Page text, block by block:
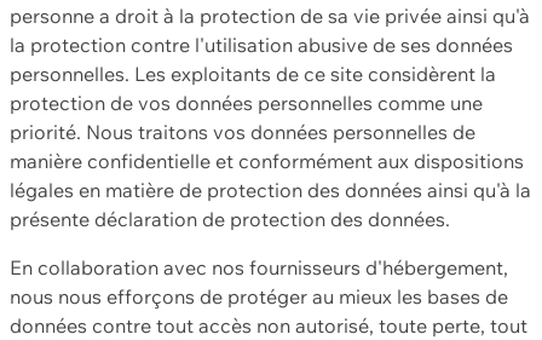
personne a droit à la protection de sa vie privée ainsi qu'à
la protection contre l'utilisation abusive de ses données
personnelles. Les exploitants de ce site considèrent la
protection de vos données personnelles comme une
priorité. Nous traitons vos données personnelles de
manière confidentielle et conformément aux dispositions
légales en matière de protection des données ainsi qu'à la
présente déclaration de protection des données.
En collaboration avec nos fournisseurs d'hébergement,
nous nous efforçons de protéger au mieux les bases de
données contre tout accès non autorisé, toute perte, tout